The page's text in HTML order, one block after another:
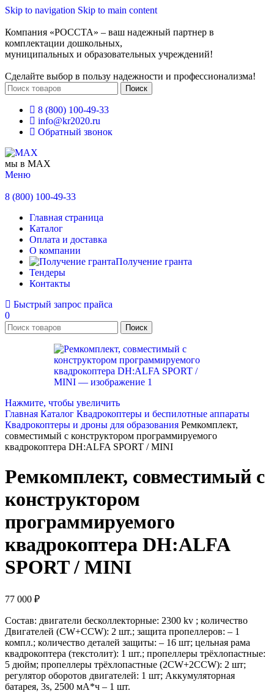
Skip to navigation Skip to main content
Компания «РОССТА» – ваш надежный партнер в
комплектации дошкольных,
муниципальных и образовательных учреждений!
Сделайте выбор в пользу надежности и профессионализма!
Поиск
8 (800) 100-49-33
info@kr2020.ru
Обратный звонок
мы в MAX
Меню
8 (800) 100-49-33
Главная страница
Каталог
Оплата и доставка
О компании
Получение гранта
Тендеры
Контакты
Быстрый запрос прайса
0
Поиск
Нажмите, чтобы увеличить
Главная Каталог Квадрокоптеры и беспилотные аппараты
Квадрокоптеры и дроны для образования Ремкомплект,
совместимый с конструктором программируемого
квадрокоптера DH:ALFA SPORT / MINI
Ремкомплект, совместимый с
конструктором
программируемого
квадрокоптера DH:ALFA
SPORT / MINI
77 000 ₽
Состав: двигатели бесколлекторные: 2300 kv ; количество
Двигателей (СW+CCW): 2 шт.; защита пропеллеров: – 1
компл.; количество деталей защиты: – 16 шт; цельная рама
квадрокоптера (текстолит): 1 шт.; пропеллеры трёхлопастные:
5 дюйм; пропеллеры трёхлопастные (2CW+2CCW): 2 шт;
регулятор оборотов двигателей: 1 шт; Аккумуляторная
батарея, 3s, 2500 мА*ч – 1 шт.